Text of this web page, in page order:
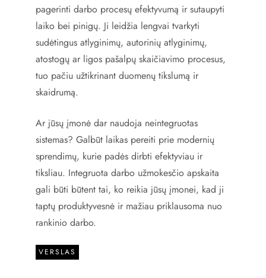
pagerinti darbo procesų efektyvumą ir sutaupyti
laiko bei pinigų. Ji leidžia lengvai tvarkyti
sudėtingus atlyginimų, autorinių atlyginimų,
atostogų ar ligos pašalpų skaičiavimo procesus,
tuo pačiu užtikrinant duomenų tikslumą ir
skaidrumą.
Ar jūsų įmonė dar naudoja neintegruotas
sistemas? Galbūt laikas pereiti prie modernių
sprendimų, kurie padės dirbti efektyviau ir
tiksliau. Integruota darbo užmokesčio apskaita
gali būti būtent tai, ko reikia jūsų įmonei, kad ji
taptų produktyvesnė ir mažiau priklausoma nuo
rankinio darbo.
VERSLAS